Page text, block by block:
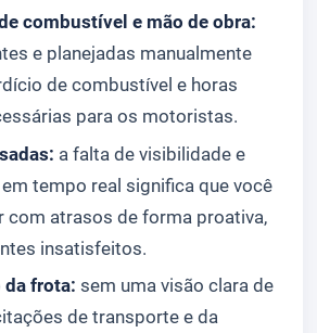
combustível e mão de obra:
e planejadas manualmente
de combustível e horas
para os motoristas.
a falta de visibilidade e
tempo real significa que você
com atrasos de forma proativa,
insatisfeitos.
frota: sem uma visão clara de
de transporte e da